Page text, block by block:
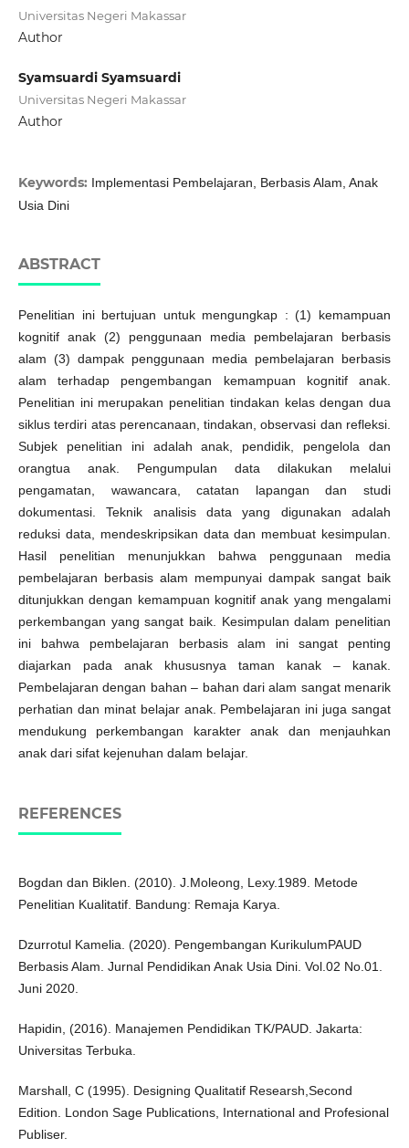
Universitas Negeri Makassar
Author
Syamsuardi Syamsuardi
Universitas Negeri Makassar
Author
Keywords: Implementasi Pembelajaran, Berbasis Alam, Anak
Usia Dini
ABSTRACT
Penelitian ini bertujuan untuk mengungkap : (1) kemampuan
kognitif anak (2) penggunaan media pembelajaran berbasis
alam (3) dampak penggunaan media pembelajaran berbasis
alam terhadap pengembangan kemampuan kognitif anak.
Penelitian ini merupakan penelitian tindakan kelas dengan dua
siklus terdiri atas perencanaan, tindakan, observasi dan refleksi.
Subjek penelitian ini adalah anak, pendidik, pengelola dan
orangtua anak. Pengumpulan data dilakukan melalui
pengamatan, wawancara, catatan lapangan dan studi
dokumentasi. Teknik analisis data yang digunakan adalah
reduksi data, mendeskripsikan data dan membuat kesimpulan.
Hasil penelitian menunjukkan bahwa penggunaan media
pembelajaran berbasis alam mempunyai dampak sangat baik
ditunjukkan dengan kemampuan kognitif anak yang mengalami
perkembangan yang sangat baik. Kesimpulan dalam penelitian
ini bahwa pembelajaran berbasis alam ini sangat penting
diajarkan pada anak khususnya taman kanak – kanak.
Pembelajaran dengan bahan – bahan dari alam sangat menarik
perhatian dan minat belajar anak. Pembelajaran ini juga sangat
mendukung perkembangan karakter anak dan menjauhkan
anak dari sifat kejenuhan dalam belajar.
REFERENCES
Bogdan dan Biklen. (2010). J.Moleong, Lexy.1989. Metode
Penelitian Kualitatif. Bandung: Remaja Karya.
Dzurrotul Kamelia. (2020). Pengembangan KurikulumPAUD
Berbasis Alam. Jurnal Pendidikan Anak Usia Dini. Vol.02 No.01.
Juni 2020.
Hapidin, (2016). Manajemen Pendidikan TK/PAUD. Jakarta:
Universitas Terbuka.
Marshall, C (1995). Designing Qualitatif Researsh,Second
Edition. London Sage Publications, International and Profesional
Publiser.